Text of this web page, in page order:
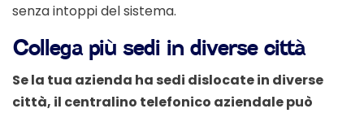
senza intoppi del sistema.
Collega più sedi in diverse città
Se la tua azienda ha sedi dislocate in diverse
città, il centralino telefonico aziendale può